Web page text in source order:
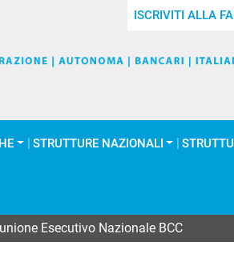
ISCRIVITI ALLA
STRUTTURE NAZIONALI
Esecutivo Nazionale BCC